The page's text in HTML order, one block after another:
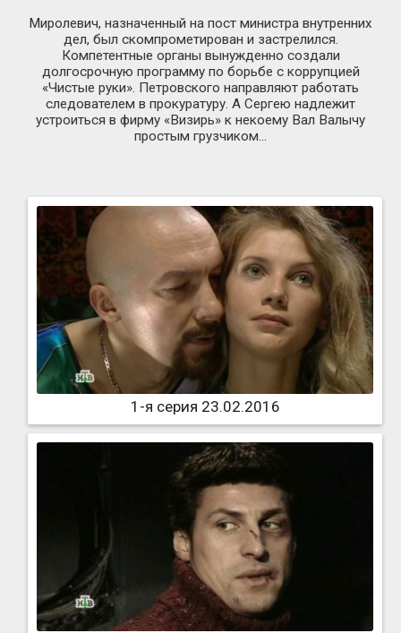
Миролевич, назначенный на пост министра внутренних
дел, был скомпрометирован и застрелился.
Компетентные органы вынужденно создали
долгосрочную программу по борьбе с коррупцией
«Чистые руки». Петровского направляют работать
следователем в прокуратуру. А Сергею надлежит
устроиться в фирму «Визирь» к некоему Вал Валычу
простым грузчиком…
1-я серия 23.02.2016